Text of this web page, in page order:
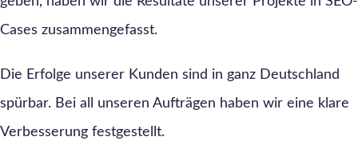
Cases zusammengefasst.
Die Erfolge unserer Kunden sind in ganz Deutschland
spürbar. Bei all unseren Aufträgen haben wir eine klare
Verbesserung festgestellt.